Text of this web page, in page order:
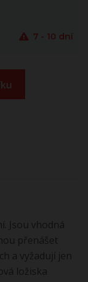
7 - 10 dní
Jsou vhodná
přenášet
a vyžadují jen
ložiska